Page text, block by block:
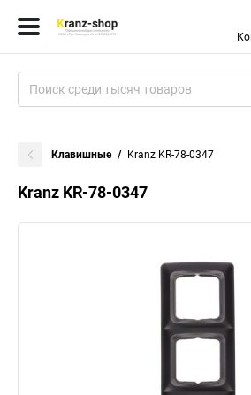
Клавишные Kranz KR-78-0347
Kranz KR-78-0347